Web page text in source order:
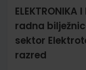
ELEKTRONIKA
radna
sektor
razred